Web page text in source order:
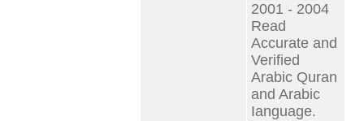
2001 - 2004
Read
Accurate and
Verified
Arabic Quran
and Arabic
Ianguage.